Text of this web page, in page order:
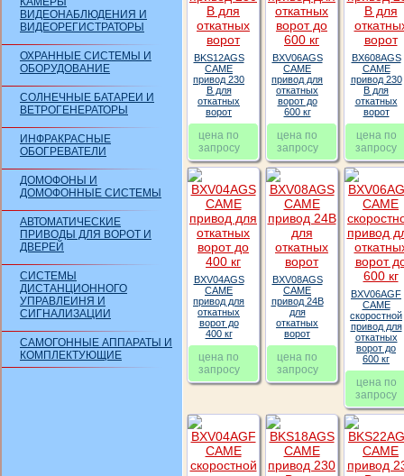
ВИДЕОНАБЛЮДЕНИЯ И
ВИДЕОРЕГИСТРАТОРЫ
ОХРАННЫЕ СИСТЕМЫ И
ОБОРУДОВАНИЕ
СОЛНЕЧНЫЕ БАТАРЕИ И
ВЕТРОГЕНЕРАТОРЫ
ИНФРАКРАСНЫЕ
ОБОГРЕВАТЕЛИ
ДОМОФОНЫ И
ДОМОФОННЫЕ СИСТЕМЫ
АВТОМАТИЧЕСКИЕ
ПРИВОДЫ ДЛЯ ВОРОТ И
ДВЕРЕЙ
СИСТЕМЫ
ДИСТАНЦИОННОГО
УПРАВЛЕИНЯ И
СИГНАЛИЗАЦИИ
САМОГОННЫЕ АППАРАТЫ И
КОМПЛЕКТУЮЩИЕ
BKS12AGS
CAME
привод 230
В для
откатных
ворот
цена по
запросу
BXV06AGS
CAME
привод для
откатных
ворот до
600 кг
цена по
запросу
BX608AGS
CAME
привод 230
В для
откатных
ворот
цена по
запросу
BXV04AGS
CAME
привод для
откатных
ворот до
400 кг
цена по
запросу
BXV08AGS
CAME
привод 24В
для
откатных
ворот
цена по
запросу
BXV06AGF
CAME
скоростной
привод для
откатных
ворот до
600 кг
цена по
запросу